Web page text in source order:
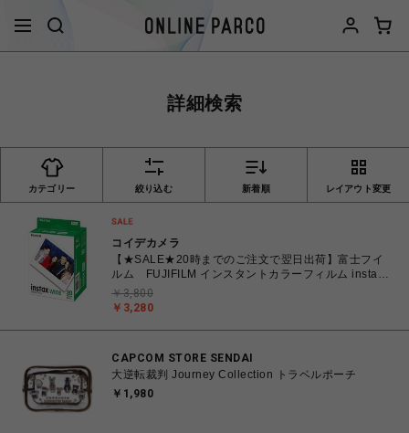
詳細検索
カテゴリー 絞り込む 新着順 レイアウト変更
コイデカメラ
【★SALE★20時までのご注文で翌日出荷】富士フイ
ルム FUJIFILM インスタントカラーフィルム instax
WIDE ワイド 2パック(10枚入×2) INSTAXWIDEWW2
￥3,280
￥3,800
CAPCOM STORE SENDAI
大逆転裁判 Journey Collection トラベルポーチ
￥1,980